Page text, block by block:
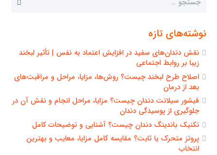
نوشته‌های تازه
نقش دندان‌های سفید در افزایش اعتماد به نفس | تأثیر لبخند
زیبا بر روابط اجتماعی
اصلاح طرح لبخند چیست؟ روش‌ها، مزایا، مراحل و مراقبت‌های
بعد از درمان
فیشور سیلانت دندان چیست؟ مزایا، مراحل انجام و نقش آن در
جلوگیری از پوسیدگی دندان
تکنیک باندینگ دندان چیست؟ آشنایی و توضیحات کامل
پروتز متحرک یا ثابت؟ مقایسه کامل مزایا، معایب و بهترین
انتخاب